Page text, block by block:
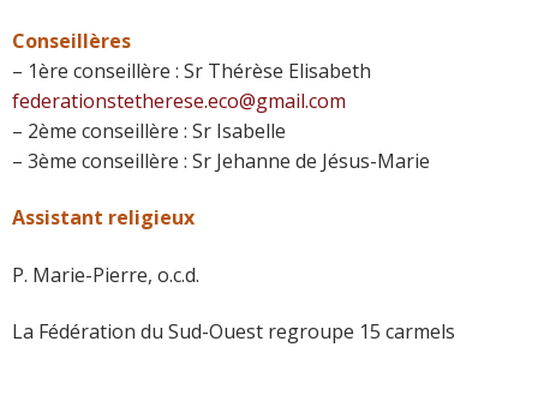
Conseillères
– 1ère conseillère : Sr Thérèse Elisabeth
federationstetherese.eco@gmail.com
– 2ème conseillère : Sr Isabelle
– 3ème conseillère : Sr Jehanne de Jésus-Marie
Assistant religieux
P. Marie-Pierre, o.c.d.
La Fédération du Sud-Ouest regroupe 15 carmels